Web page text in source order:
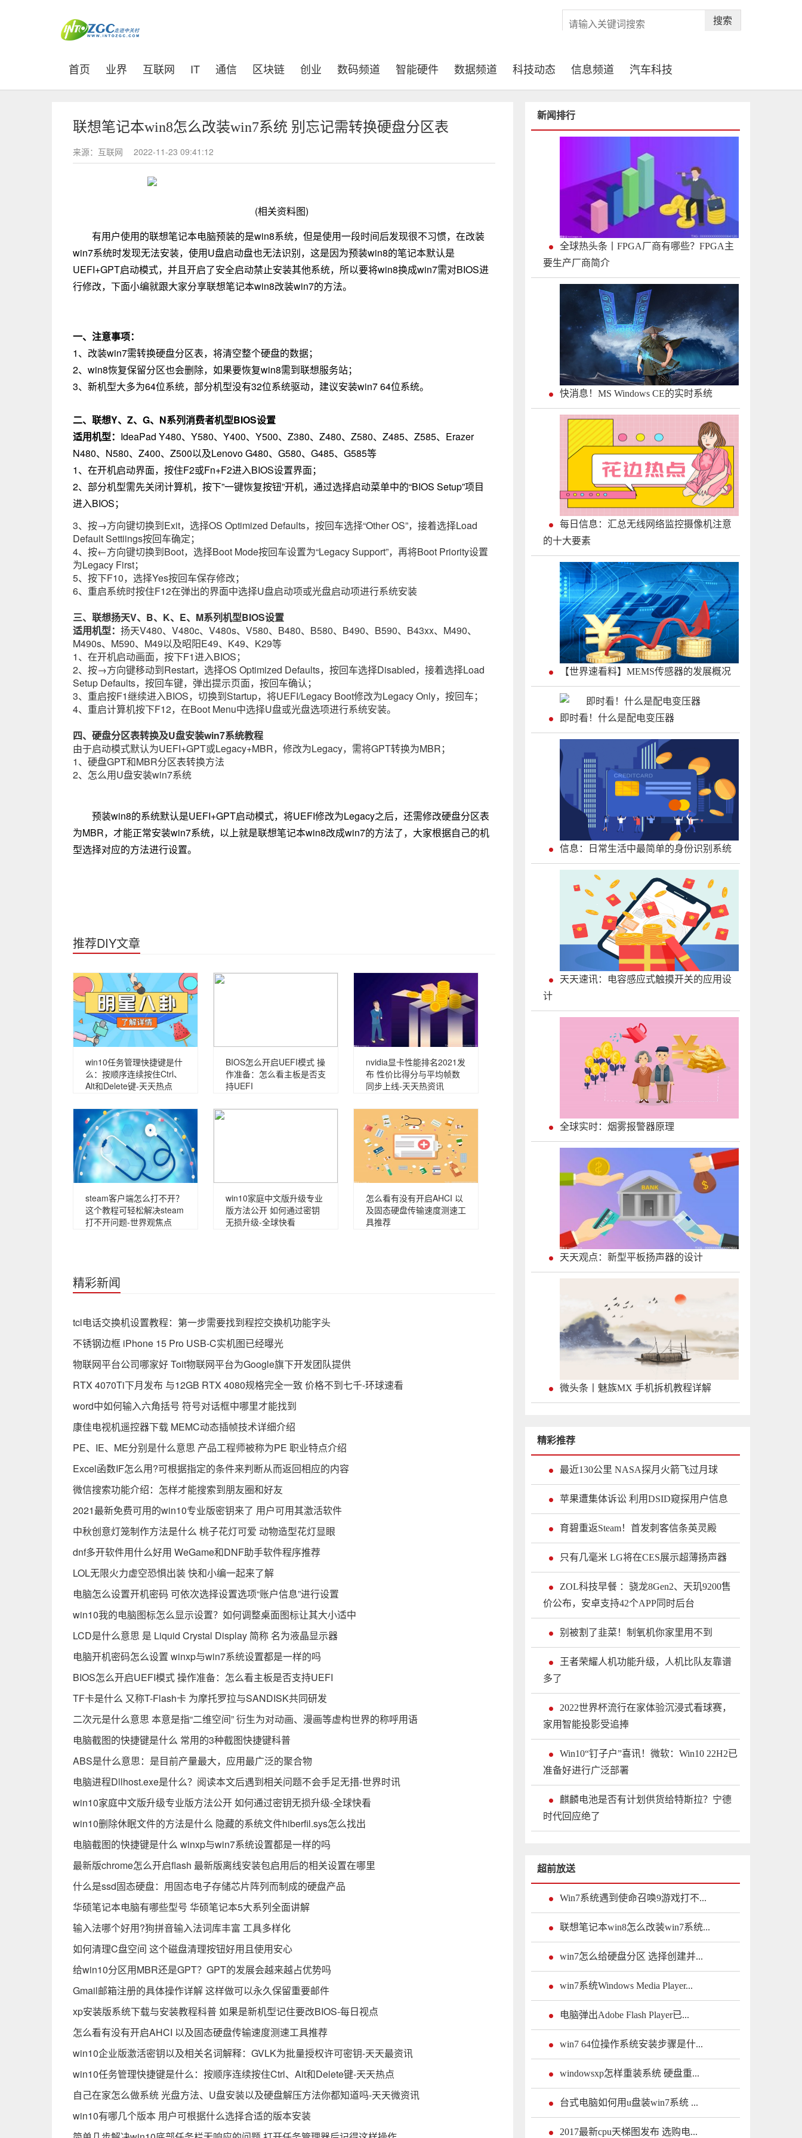
搜索
首页 (current)
业界 互联网 IT 通信 区块链 创业 数码频道 智能硬件 数据频道 科技动态 信息频道 汽车科技
联想笔记本win8怎么改装win7系统 别忘记需转换硬盘分区表
来源：互联网 2022-11-23 09:41:12
(相关资料图)
有用户使用的联想笔记本电脑预装的是win8系统，但是使用一段时间后发现很不习惯，在改装
win7系统时发现无法安装，使用U盘启动盘也无法识别，这是因为预装win8的笔记本默认是
UEFI+GPT启动模式，并且开启了安全启动禁止安装其他系统，所以要将win8换成win7需对BIOS进
行修改，下面小编就跟大家分享联想笔记本win8改装win7的方法。
一、注意事项：
1、改装win7需转换硬盘分区表，将清空整个硬盘的数据；
2、win8恢复保留分区也会删除，如果要恢复win8需到联想服务站；
3、新机型大多为64位系统，部分机型没有32位系统驱动，建议安装win7 64位系统。
二、联想Y、Z、G、N系列消费者机型BIOS设置
适用机型： IdeaPad Y480、Y580、Y400、Y500、Z380、Z480、Z580、Z485、Z585、Erazer
N480、N580、Z400、Z500以及Lenovo G480、G580、G485、G585等
1、在开机启动界面，按住F2或Fn+F2进入BIOS设置界面；
2、部分机型需先关闭计算机，按下”一键恢复按钮”开机，通过选择启动菜单中的“BIOS Setup”项目
进入BIOS；
3、按→方向键切换到Exit，选择OS Optimized Defaults，按回车选择“Other OS”，接着选择Load
Default Settiings按回车确定；
4、按←方向键切换到Boot，选择Boot Mode按回车设置为“Legacy Support”，再将Boot Priority设置
为Legacy First；
5、按下F10，选择Yes按回车保存修改；
6、重启系统时按住F12在弹出的界面中选择U盘启动项或光盘启动项进行系统安装
三、联想扬天V、B、K、E、M系列机型BIOS设置
适用机型： 扬天V480、V480c、V480s、V580、B480、B580、B490、B590、B43xx、M490、
M490s、M590、M49以及昭阳E49、K49、K29等
1、在开机启动画面，按下F1进入BIOS；
2、按→方向键移动到Restart，选择OS Optimized Defaults，按回车选择Disabled，接着选择Load
Setup Defaults，按回车键，弹出提示页面，按回车确认；
3、重启按F1继续进入BIOS，切换到Startup，将UEFI/Legacy Boot修改为Legacy Only，按回车；
4、重启计算机按下F12，在Boot Menu中选择U盘或光盘选项进行系统安装。
四、硬盘分区表转换及U盘安装win7系统教程
由于启动模式默认为UEFI+GPT或Legacy+MBR，修改为Legacy，需将GPT转换为MBR；
1、硬盘GPT和MBR分区表转换方法
2、怎么用U盘安装win7系统
预装win8的系统默认是UEFI+GPT启动模式，将UEFI修改为Legacy之后，还需修改硬盘分区表
为MBR，才能正常安装win7系统，以上就是联想笔记本win8改成win7的方法了，大家根据自己的机
型选择对应的方法进行设置。
推荐DIY文章
win10任务管理快捷键是什
么：按顺序连续按住Ctrl、
Alt和Delete键-天天热点
BIOS怎么开启UEFI模式 操
作准备：怎么看主板是否支
持UEFI
nvidia显卡性能排名2021发
布 性价比得分与平均帧数
同步上线-天天热资讯
steam客户端怎么打不开？
这个教程可轻松解决steam
打不开问题-世界观焦点
win10家庭中文版升级专业
版方法公开 如何通过密钥
无损升级-全球快看
怎么看有没有开启AHCI 以
及固态硬盘传输速度测速工
具推荐
精彩新闻
tcl电话交换机设置教程：第一步需要找到程控交换机功能字头
不锈钢边框 iPhone 15 Pro USB-C实机图已经曝光
物联网平台公司哪家好 Toit物联网平台为Google旗下开发团队提供
RTX 4070Ti下月发布 与12GB RTX 4080规格完全一致 价格不到七千-环球速看
word中如何输入六角括号 符号对话框中哪里才能找到
康佳电视机遥控器下载 MEMC动态插帧技术详细介绍
PE、IE、ME分别是什么意思 产品工程师被称为PE 职业特点介绍
Excel函数IF怎么用?可根据指定的条件来判断从而返回相应的内容
微信搜索功能介绍：怎样才能搜索到朋友圈和好友
2021最新免费可用的win10专业版密钥来了 用户可用其激活软件
中秋创意灯笼制作方法是什么 桃子花灯可爱 动物造型花灯显眼
dnf多开软件用什么好用 WeGame和DNF助手软件程序推荐
LOL无限火力虚空恐惧出装 快和小编一起来了解
电脑怎么设置开机密码 可依次选择设置选项“账户信息”进行设置
win10我的电脑图标怎么显示设置？如何调整桌面图标让其大小适中
LCD是什么意思 是 Liquid Crystal Display 简称 名为液晶显示器
电脑开机密码怎么设置 winxp与win7系统设置都是一样的吗
BIOS怎么开启UEFI模式 操作准备：怎么看主板是否支持UEFI
TF卡是什么 又称T-Flash卡 为摩托罗拉与SANDISK共同研发
二次元是什么意思 本意是指“二维空间” 衍生为对动画、漫画等虚构世界的称呼用语
电脑截图的快捷键是什么 常用的3种截图快捷键科普
ABS是什么意思：是目前产量最大，应用最广泛的聚合物
电脑进程Dllhost.exe是什么？阅读本文后遇到相关问题不会手足无措-世界时讯
win10家庭中文版升级专业版方法公开 如何通过密钥无损升级-全球快看
win10删除休眠文件的方法是什么 隐藏的系统文件hiberfil.sys怎么找出
电脑截图的快捷键是什么 winxp与win7系统设置都是一样的吗
最新版chrome怎么开启flash 最新版离线安装包启用后的相关设置在哪里
什么是ssd固态硬盘：用固态电子存储芯片阵列而制成的硬盘产品
华硕笔记本电脑有哪些型号 华硕笔记本5大系列全面讲解
输入法哪个好用?狗拼音输入法词库丰富 工具多样化
如何清理C盘空间 这个磁盘清理按钮好用且使用安心
给win10分区用MBR还是GPT？GPT的发展会越来越占优势吗
Gmail邮箱注册的具体操作详解 这样做可以永久保留重要邮件
xp安装版系统下载与安装教程科普 如果是新机型记住要改BIOS-每日视点
怎么看有没有开启AHCI 以及固态硬盘传输速度测速工具推荐
win10企业版激活密钥以及相关名词解释：GVLK为批量授权许可密钥-天天最资讯
win10任务管理快捷键是什么：按顺序连续按住Ctrl、Alt和Delete键-天天热点
自己在家怎么做系统 光盘方法、U盘安装以及硬盘解压方法你都知道吗-天天微资讯
win10有哪几个版本 用户可根据什么选择合适的版本安装
新闻排行
全球热头条丨FPGA厂商有哪些？FPGA主
要生产厂商简介
快消息！MS Windows CE的实时系统
每日信息：汇总无线网络监控摄像机注意
的十大要素
【世界速看料】MEMS传感器的发展概况
即时看！什么是配电变压器
信息：日常生活中最简单的身份识别系统
天天速讯：电容感应式触摸开关的应用设
计
全球实时：烟雾报警器原理
天天观点：新型平板扬声器的设计
微头条丨魅族MX 手机拆机教程详解
精彩推荐
最近130公里 NASA探月火箭飞过月球
苹果遭集体诉讼 利用DSID窥探用户信息
育碧重返Steam！首发刺客信条英灵殿
只有几毫米 LG将在CES展示超薄扬声器
ZOL科技早餐 ：骁龙8Gen2、天玑9200售
价公布，安卓支持42个APP同时后台
别被割了韭菜！制氧机你家里用不到
王者荣耀人机功能升级，人机比队友靠谱
多了
2022世界杯流行在家体验沉浸式看球赛，
家用智能投影受追捧
Win10“钉子户”喜讯！微软：Win10 22H2已
准备好进行广泛部署
麒麟电池是否有计划供货给特斯拉？宁德
时代回应绝了
超前放送
Win7系统遇到使命召唤9游戏打不...
联想笔记本win8怎么改装win7系统...
win7怎么给硬盘分区 选择创建并...
win7系统Windows Media Player...
电脑弹出Adobe Flash Player已...
win7 64位操作系统安装步骤是什...
windowsxp怎样重装系统 硬盘重...
台式电脑如何用u盘装win7系统 ...
2017最新cpu天梯图发布 选购电...